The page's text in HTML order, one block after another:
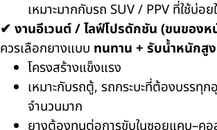
เหมาะมากกับรถ SUV / PPV ที่ใช้บ่อ
✔ งานอีเวนต์ / ไลฟ์โปรดักชัน (ขนของ
ควรเลือกยางแบบ ทนทาน + รับน้ำหนักสูง
โครงสร้างแข็งแรง
เหมาะกับรถตู้, รถกระบะที่ต้องบรรทุ
จำนวนมาก
ยางต้องทนต่อการขับในซอยแคบ–คอ